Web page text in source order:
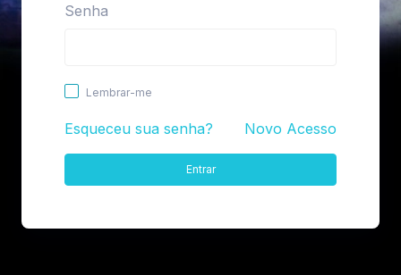
Senha
Lembrar-me
Esqueceu sua senha? Novo Acesso
Entrar